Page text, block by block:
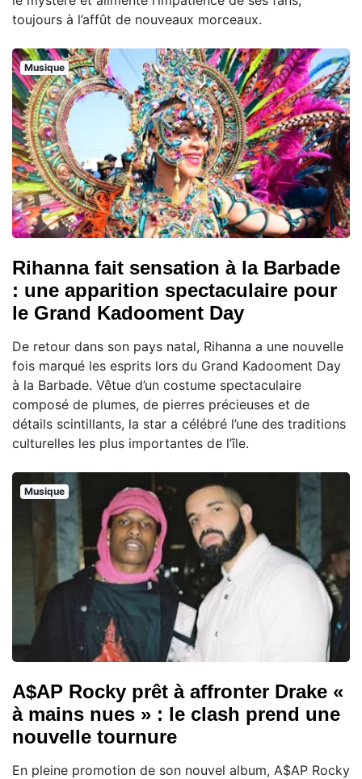
toujours à l’affût de nouveaux morceaux.
Musique
Rihanna fait sensation à la Barbade
: une apparition spectaculaire pour
le Grand Kadooment Day
De retour dans son pays natal, Rihanna a une nouvelle
fois marqué les esprits lors du Grand Kadooment Day
à la Barbade. Vêtue d’un costume spectaculaire
composé de plumes, de pierres précieuses et de
détails scintillants, la star a célébré l’une des traditions
culturelles les plus importantes de l’île.
Musique
A$AP Rocky prêt à affronter Drake «
à mains nues » : le clash prend une
nouvelle tournure
En pleine promotion de son nouvel album, A$AP Rocky